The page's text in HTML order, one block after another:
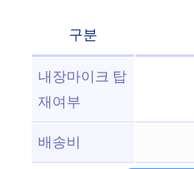
구분
내장마이크 탑
재여부
배송비